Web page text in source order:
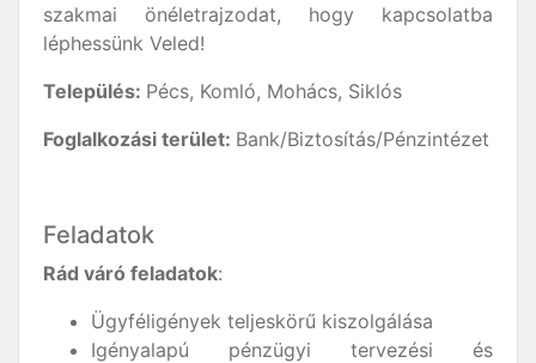
szakmai önéletrajzodat, hogy kapcsolatba
léphessünk Veled!
Település: Pécs, Komló, Mohács, Siklós
Foglalkozási terület: Bank/Biztosítás/Pénzintézet
Feladatok
Rád váró feladatok:
Ügyféligények teljeskörű kiszolgálása
Igényalapú pénzügyi tervezési és